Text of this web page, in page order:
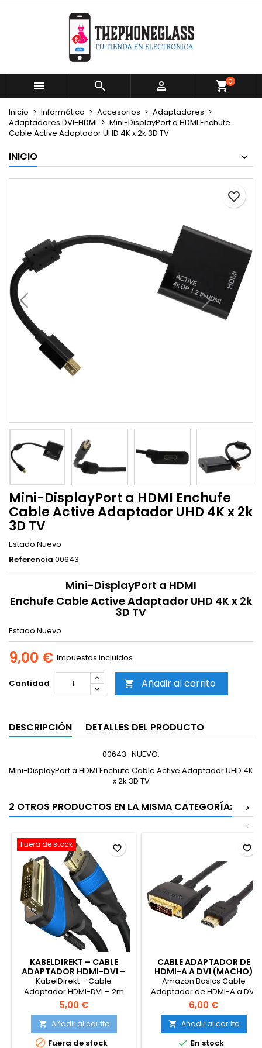
   0
Inicio Informática Accesorios
Adaptadores
Adaptadores DVI-HDMI
Mini-DisplayPort a HDMI Enchufe
Cable Active Adaptador UHD 4K x 2k 3D TV
INICIO
Mini-DisplayPort a HDMI Enchufe
Cable Active Adaptador UHD 4K x 2k
3D TV
Estado Nuevo
Referencia 00643
Mini-DisplayPort a HDMI
Enchufe Cable Active Adaptador UHD 4K x 2k
3D TV
Estado Nuevo
9,00 € Impuestos incluidos
Cantidad  Añadir al carrito
favorite_border
DESCRIPCIÓN DETALLES DEL PRODUCTO
00643 . NUEVO.
Mini-DisplayPort a HDMI Enchufe Cable Active Adaptador UHD 4K
x 2k 3D TV
2 OTROS PRODUCTOS EN LA MISMA CATEGORÍA:
>
<
Fuera de stock
KABELDIREKT – CABLE
ADAPTADOR HDMI-DVI –
2M
KabelDirekt – Cable
Adaptador HDMI-DVI – 2m
(bidireccional, DVID
24+1/High Speed, 1080p/Full
HD, Cable de Video Digital,
Conecta Dispositivos HDMI a
monitores DVI o viceversa,
5,00 €
 Añadir al carrito
 Fuera de stock
favorite_border
CABLE ADAPTADOR DE
HDMI-A A DVI (MACHO)
Amazon Basics Cable
Adaptador de HDMI-A a DVI
(Macho), bidireccional de
1080P, Chapado en Oro, 1.8 m,
1 Unidad para televisión,
Negro
6,00 €
 Añadir al carrito
 En stock
favorite_border
Mi lista de deseos
Crear nueva lista
Crear lista de deseos
Nombre de la lista de deseos
Cancelar Crear lista de deseos
Iniciar sesión
Debe iniciar sesión para guardar productos en su
lista de deseos.
Cancelar Iniciar sesión